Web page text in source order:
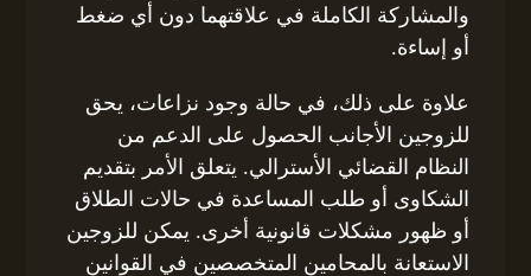
والمشاركة الكاملة في علاقتهما دون أي ضغط
أو إساءة.
علاوة على ذلك، في حالة وجود نزاعات، يحق
للزوجين الأجانب الحصول على الدعم من
النظام القضائي الأسترالي. يتعلق الأمر بتقديم
الشكاوى أو طلب المساعدة في حالات الطلاق
أو ظهور مشكلات قانونية أخرى. يمكن للزوجين
الاستعانة بالمحامين المتخصصين في القوانين